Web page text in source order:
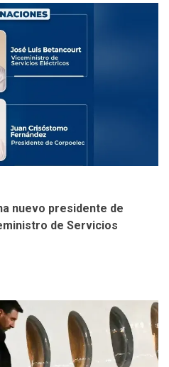
a problemas
y asumirse como
de orden público
de Mariño climatiza
del Sistema de
Porlamar
nuevo presidente de
de Servicios